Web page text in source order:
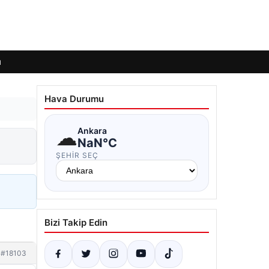
#18103
Hava Durumu
☁Ankara
NaN°C
ŞEHIR SEÇ
Bizi Takip Edin